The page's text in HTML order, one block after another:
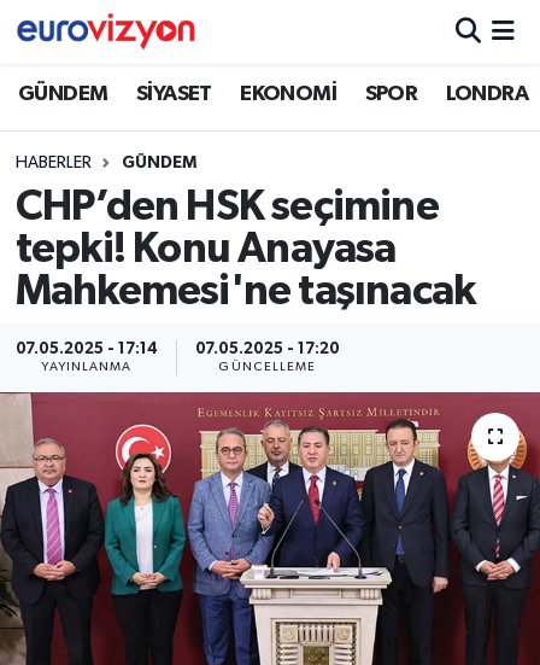
GÜNDEM SİYASET EKONOMİ SPOR LONDRA
HABERLER GÜNDEM
CHP’den HSK seçimine
tepki! Konu Anayasa
Mahkemesi'ne taşınacak
07.05.2025 - 17:14
YAYINLANMA
07.05.2025 - 17:20
GÜNCELLEME